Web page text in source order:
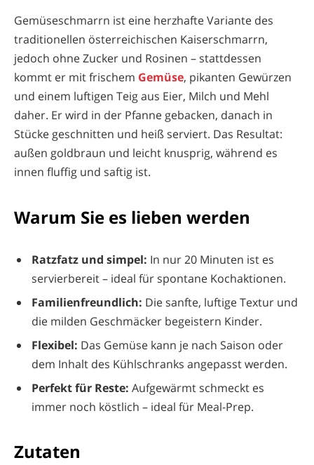
Gemüseschmarrn ist eine herzhafte Variante des
traditionellen österreichischen Kaiserschmarrn,
jedoch ohne Zucker und Rosinen – stattdessen
kommt er mit frischem Gemüse, pikanten Gewürzen
und einem luftigen Teig aus Eier, Milch und Mehl
daher. Er wird in der Pfanne gebacken, danach in
Stücke geschnitten und heiß serviert. Das Resultat:
außen goldbraun und leicht knusprig, während es
innen fluffig und saftig ist.
Warum Sie es lieben werden
Ratzfatz und simpel: In nur 20 Minuten ist es
servierbereit – ideal für spontane Kochaktionen.
Familienfreundlich: Die sanfte, luftige Textur und
die milden Geschmäcker begeistern Kinder.
Flexibel: Das Gemüse kann je nach Saison oder
dem Inhalt des Kühlschranks angepasst werden.
Perfekt für Reste: Aufgewärmt schmeckt es
immer noch köstlich – ideal für Meal-Prep.
Zutaten